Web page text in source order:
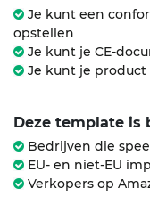
Je kunt een
opstellen
Je kunt je CE-
Je kunt je
Deze template is
Bedrijven die
EU- en niet-EU
Verkopers op